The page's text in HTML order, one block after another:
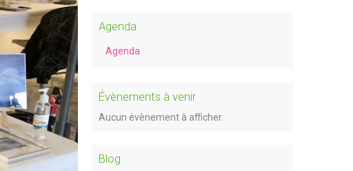
Agenda
Agenda
Évènements à venir
Aucun évènement à afficher.
Blog